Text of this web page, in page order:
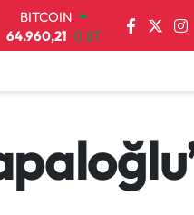
BITCOIN
64.960,21 0.87
DOLAR
64,4811 0.38
GRAM ALTIN
6648.99